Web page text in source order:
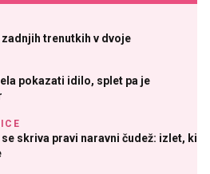
zadnjih trenutkih v dvoje
pokazati idilo, splet pa je
skriva pravi naravni čudež: izlet, ki